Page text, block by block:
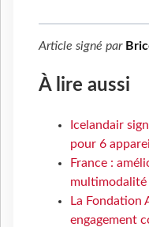
Article signé par
À lire aussi
Icelandair
pour 6
France :
multimodalité
La Fondation
engagement